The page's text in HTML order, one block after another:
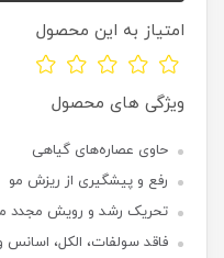
امتیاز به این محصول
ویژگی های محصول
حاوی عصاره‌های گیاهی
رفع و پیشگیری از ریزش مو
تحریک رشد و رویش مجدد
فاقد سولفات، الکل، اسانس و